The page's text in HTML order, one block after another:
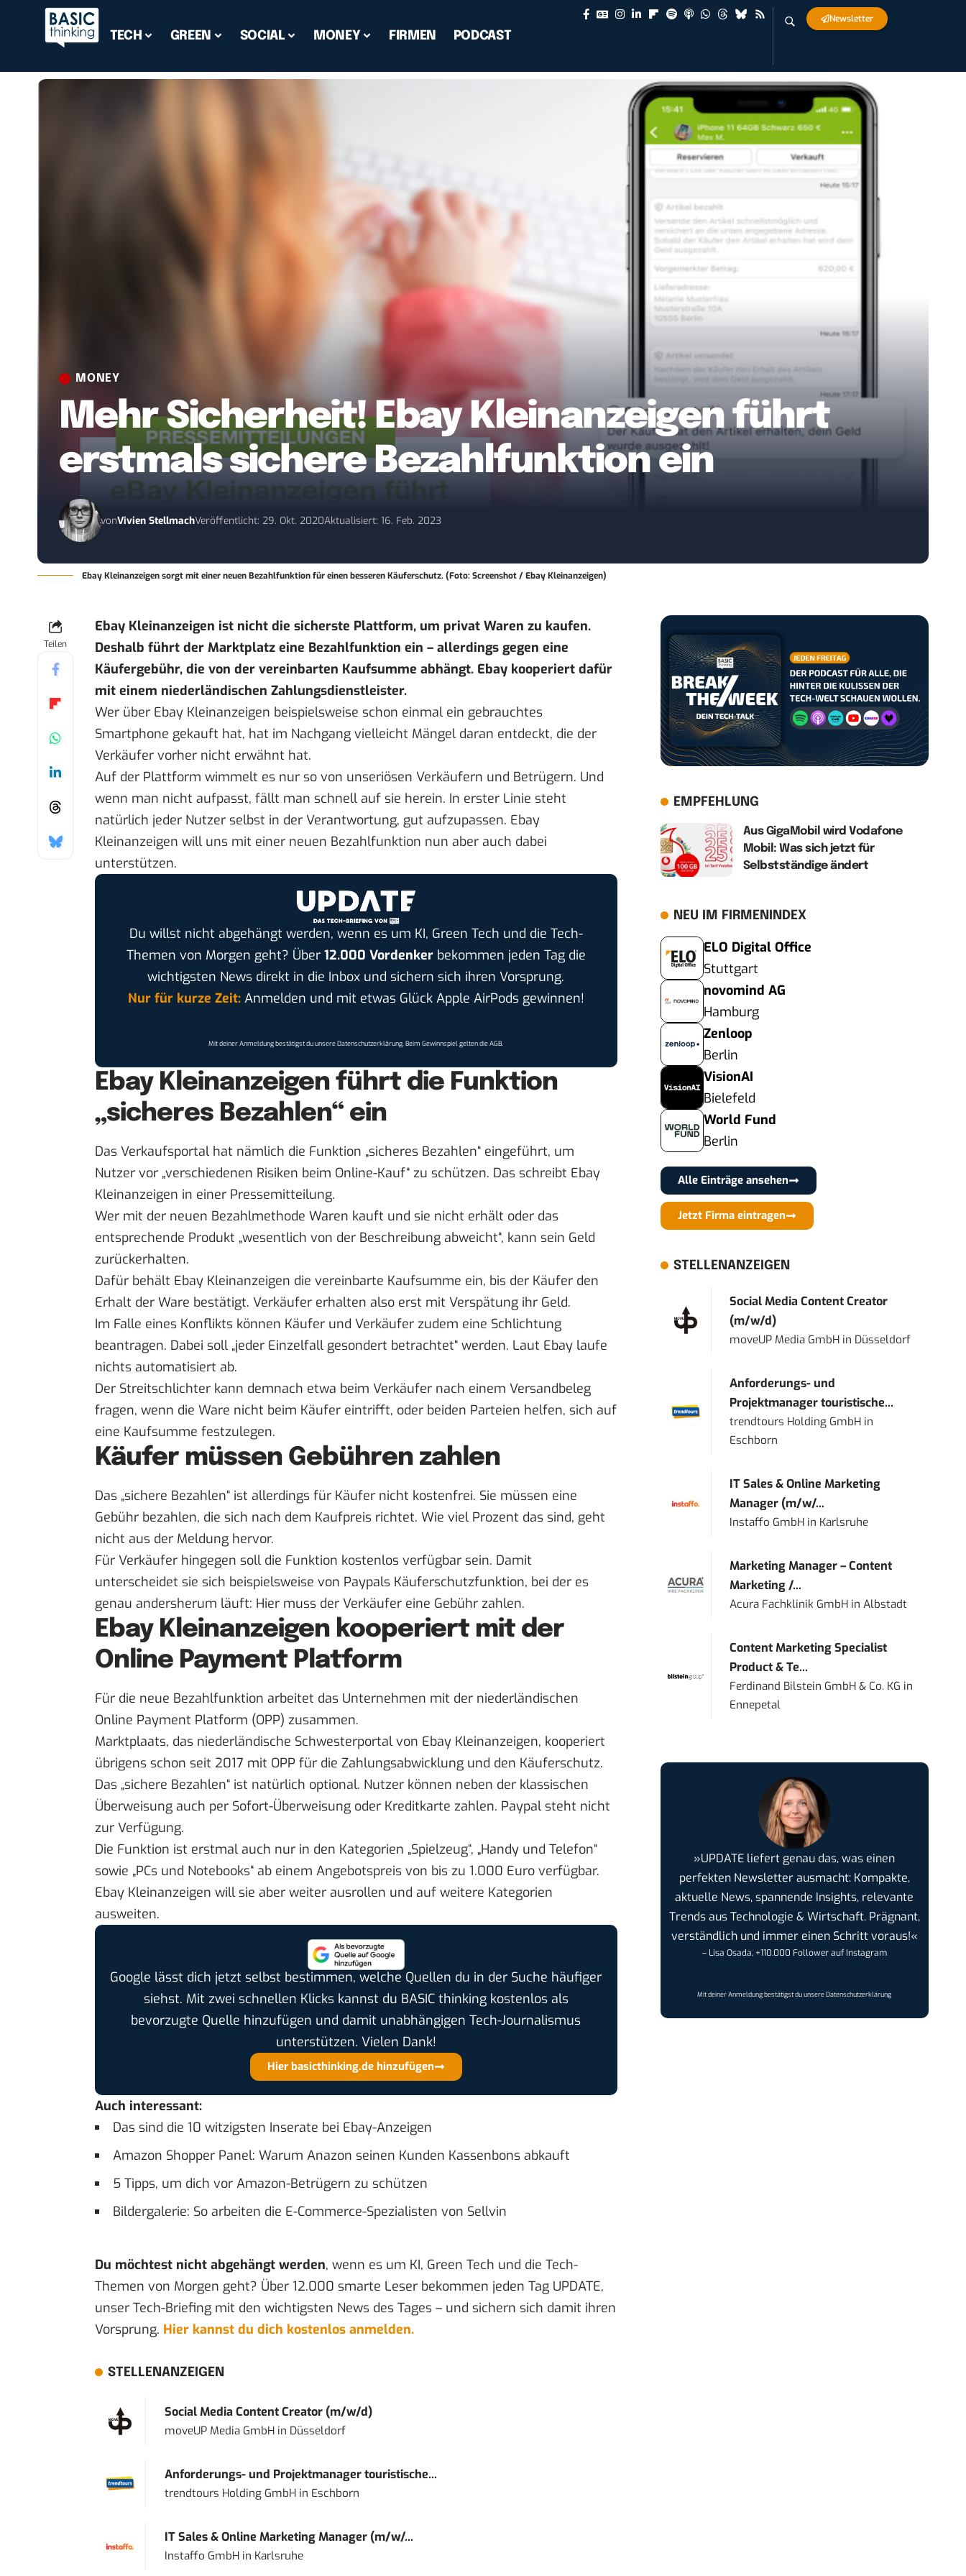
TECH GREEN SOCIAL MONEY FIRMEN PODCAST
Newsletter
MONEY
Mehr Sicherheit! Ebay Kleinanzeigen führt
erstmals sichere Bezahlfunktion ein
vonVivien StellmachVeröffentlicht: 29. Okt. 2020Aktualisiert: 16. Feb. 2023
Ebay Kleinanzeigen sorgt mit einer neuen Bezahlfunktion für einen besseren Käuferschutz. (Foto: Screenshot / Ebay Kleinanzeigen)
Teilen
Ebay Kleinanzeigen ist nicht die sicherste Plattform, um privat Waren zu kaufen.
Deshalb führt der Marktplatz eine Bezahlfunktion ein – allerdings gegen eine
Käufergebühr, die von der vereinbarten Kaufsumme abhängt. Ebay kooperiert dafür
mit einem niederländischen Zahlungsdienstleister.
Wer über Ebay Kleinanzeigen beispielsweise schon einmal ein gebrauchtes
Smartphone gekauft hat, hat im Nachgang vielleicht Mängel daran entdeckt, die der
Verkäufer vorher nicht erwähnt hat.
Auf der Plattform wimmelt es nur so von unseriösen Verkäufern und Betrügern. Und
wenn man nicht aufpasst, fällt man schnell auf sie herein. In erster Linie steht
natürlich jeder Nutzer selbst in der Verantwortung, gut aufzupassen. Ebay
Kleinanzeigen will uns mit einer neuen Bezahlfunktion nun aber auch dabei
unterstützen.
Du willst nicht abgehängt werden, wenn es um KI, Green Tech und die Tech-
Themen von Morgen geht? Über 12.000 Vordenkerbekommen jeden Tag die
wichtigsten News direkt in die Inbox und sichern sich ihren Vorsprung.
Nur für kurze Zeit:Anmelden und mit etwas Glück Apple AirPods gewinnen!
Mit deiner Anmeldung bestätigst du unsereDatenschutzerklärung. Beim Gewinnspiel gelten dieAGB.
Ebay Kleinanzeigen führt die Funktion
„sicheres Bezahlen“ ein
Das Verkaufsportal hat nämlich die Funktion „sicheres Bezahlen“ eingeführt, um
Nutzer vor „verschiedenen Risiken beim Online-Kauf“ zu schützen. Das schreibt Ebay
Kleinanzeigen in einer Pressemitteilung.
Wer mit der neuen Bezahlmethode Waren kauft und sie nicht erhält oder das
entsprechende Produkt „wesentlich von der Beschreibung abweicht“, kann sein Geld
zurückerhalten.
Dafür behält Ebay Kleinanzeigen die vereinbarte Kaufsumme ein, bis der Käufer den
Erhalt der Ware bestätigt. Verkäufer erhalten also erst mit Verspätung ihr Geld.
Im Falle eines Konflikts können Käufer und Verkäufer zudem eine Schlichtung
beantragen. Dabei soll „jeder Einzelfall gesondert betrachtet“ werden. Laut Ebay laufe
nichts automatisiert ab.
Der Streitschlichter kann demnach etwa beim Verkäufer nach einem Versandbeleg
fragen, wenn die Ware nicht beim Käufer eintrifft, oder beiden Parteien helfen, sich auf
eine Kaufsumme festzulegen.
Käufer müssen Gebühren zahlen
Das „sichere Bezahlen“ ist allerdings für Käufer nicht kostenfrei. Sie müssen eine
Gebühr bezahlen, die sich nach dem Kaufpreis richtet. Wie viel Prozent das sind, geht
nicht aus der Meldung hervor.
Für Verkäufer hingegen soll die Funktion kostenlos verfügbar sein. Damit
unterscheidet sie sich beispielsweise von Paypals Käuferschutzfunktion, bei der es
genau andersherum läuft: Hier muss der Verkäufer eine Gebühr zahlen.
Ebay Kleinanzeigen kooperiert mit der
Online Payment Platform
Für die neue Bezahlfunktion arbeitet das Unternehmen mit der niederländischen
Online Payment Platform (OPP) zusammen.
Marktplaats, das niederländische Schwesterportal von Ebay Kleinanzeigen, kooperiert
übrigens schon seit 2017 mit OPP für die Zahlungsabwicklung und den Käuferschutz.
Das „sichere Bezahlen“ ist natürlich optional. Nutzer können neben der klassischen
Überweisung auch per Sofort-Überweisung oder Kreditkarte zahlen. Paypal steht nicht
zur Verfügung.
Die Funktion ist erstmal auch nur in den Kategorien „Spielzeug“, „Handy und Telefon“
sowie „PCs und Notebooks“ ab einem Angebotspreis von bis zu 1.000 Euro verfügbar.
Ebay Kleinanzeigen will sie aber weiter ausrollen und auf weitere Kategorien
ausweiten.
Google lässt dich jetzt selbst bestimmen, welche Quellen du in der Suche häufiger
siehst. Mit zwei schnellen Klicks kannst du BASIC thinking kostenlos als
bevorzugte Quelle hinzufügen und damit unabhängigen Tech-Journalismus
unterstützen. Vielen Dank!
Hier basicthinking.de hinzufügen
Auch interessant:
Das sind die 10 witzigsten Inserate bei Ebay-Anzeigen
Amazon Shopper Panel: Warum Anazon seinen Kunden Kassenbons abkauft
5 Tipps, um dich vor Amazon-Betrügern zu schützen
Bildergalerie: So arbeiten die E-Commerce-Spezialisten von Sellvin
Du möchtest nicht abgehängt werden, wenn es um KI, Green Tech und die Tech-
Themen von Morgen geht? Über 12.000 smarte Leser bekommen jeden Tag UPDATE,
unser Tech-Briefing mit den wichtigsten News des Tages – und sichern sich damit ihren
Vorsprung. Hier kannst du dich kostenlos anmelden.
STELLENANZEIGEN
Social Media Content Creator (m/w/d)
moveUP Media GmbHin Düsseldorf
Anforderungs- und Projektmanager touristische...
trendtours Holding GmbHin Eschborn
IT Sales & Online Marketing Manager (m/w/...
Instaffo GmbHin Karlsruhe
EMPFEHLUNG
Aus GigaMobil wird Vodafone
Mobil: Was sich jetzt für
Selbstständige ändert
NEU IM FIRMENINDEX
ELO Digital Office
Stuttgart
novomind AG
Hamburg
Zenloop
Berlin
VisionAI
Bielefeld
World Fund
Berlin
Alle Einträge ansehen
Jetzt Firma eintragen
STELLENANZEIGEN
Social Media Content Creator
(m/w/d)
moveUP Media GmbH in Düsseldorf
Anforderungs- und
Projektmanager touristische...
trendtours Holding GmbH in
Eschborn
IT Sales & Online Marketing
Manager (m/w/...
Instaffo GmbH in Karlsruhe
Marketing Manager – Content
Marketing /...
Acura Fachklinik GmbH inAlbstadt
Content Marketing Specialist
Product & Te...
Ferdinand Bilstein GmbH & Co. KG in
Ennepetal
»UPDATE liefert genau das, was einen
perfekten Newsletter ausmacht: Kompakte,
aktuelle News, spannende Insights, relevante
Trends aus Technologie & Wirtschaft. Prägnant,
verständlich und immer einen Schritt voraus!«
– Lisa Osada, +110.000 Follower auf Instagram
Mit deiner Anmeldung bestätigst du unsereDatenschutzerklärung